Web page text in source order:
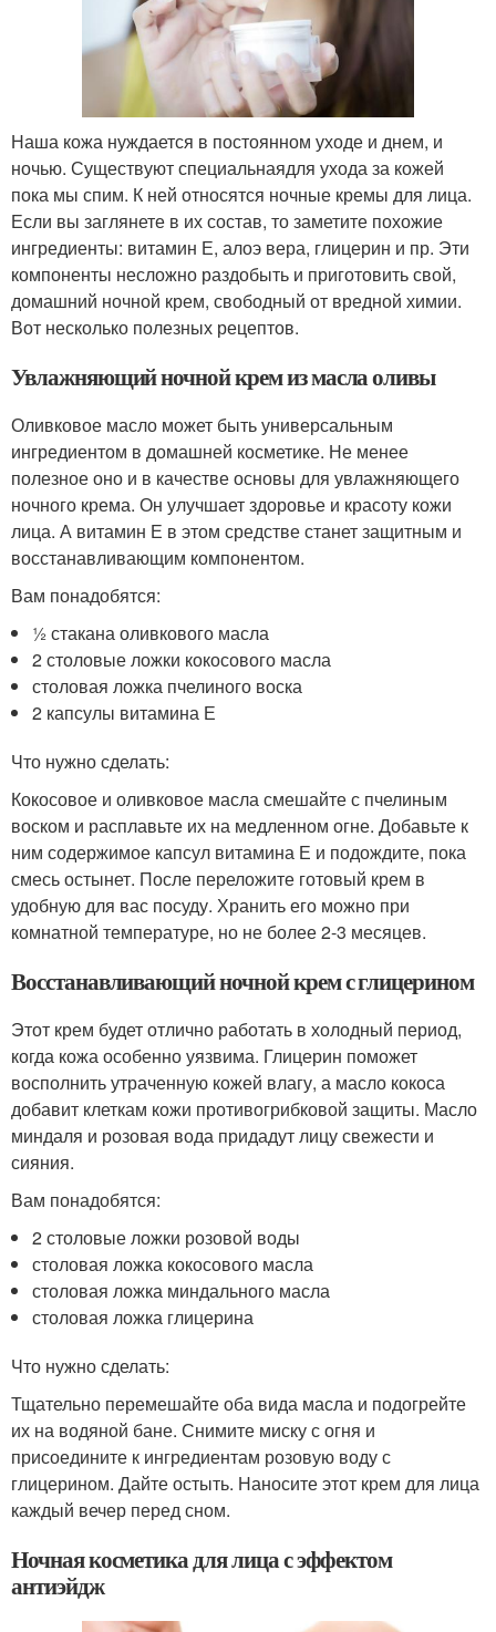
Наша кожа нуждается в постоянном уходе и днем, и
ночью. Существуют специальнаядля ухода за кожей
пока мы спим. К ней относятся ночные кремы для лица.
Если вы заглянете в их состав, то заметите похожие
ингредиенты: витамин Е, алоэ вера, глицерин и пр. Эти
компоненты несложно раздобыть и приготовить свой,
домашний ночной крем, свободный от вредной химии.
Вот несколько полезных рецептов.
Увлажняющий ночной крем из масла оливы
Оливковое масло может быть универсальным
ингредиентом в домашней косметике. Не менее
полезное оно и в качестве основы для увлажняющего
ночного крема. Он улучшает здоровье и красоту кожи
лица. А витамин Е в этом средстве станет защитным и
восстанавливающим компонентом.
Вам понадобятся:
½ стакана оливкового масла
2 столовые ложки кокосового масла
столовая ложка пчелиного воска
2 капсулы витамина Е
Что нужно сделать:
Кокосовое и оливковое масла смешайте с пчелиным
воском и расплавьте их на медленном огне. Добавьте к
ним содержимое капсул витамина Е и подождите, пока
смесь остынет. После переложите готовый крем в
удобную для вас посуду. Хранить его можно при
комнатной температуре, но не более 2-3 месяцев.
Восстанавливающий ночной крем с глицерином
Этот крем будет отлично работать в холодный период,
когда кожа особенно уязвима. Глицерин поможет
восполнить утраченную кожей влагу, а масло кокоса
добавит клеткам кожи противогрибковой защиты. Масло
миндаля и розовая вода придадут лицу свежести и
сияния.
Вам понадобятся:
2 столовые ложки розовой воды
столовая ложка кокосового масла
столовая ложка миндального масла
столовая ложка глицерина
Что нужно сделать:
Тщательно перемешайте оба вида масла и подогрейте
их на водяной бане. Снимите миску с огня и
присоедините к ингредиентам розовую воду с
глицерином. Дайте остыть. Наносите этот крем для лица
каждый вечер перед сном.
Ночная косметика для лица с эффектом
антиэйдж